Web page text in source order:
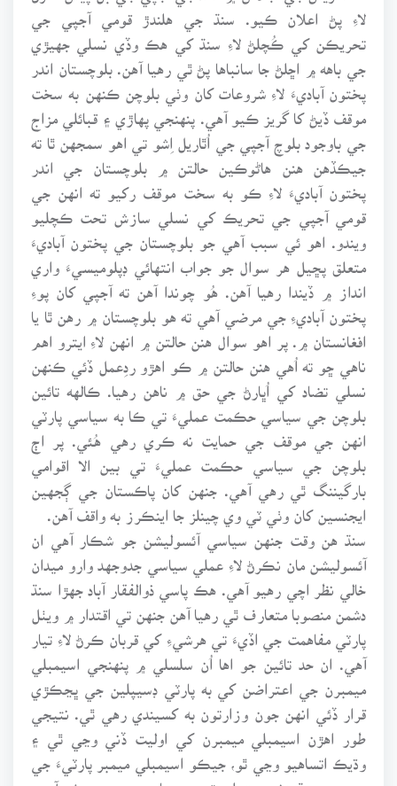
لاءِ پڻ اعلان ڪيو. سنڌ جي هلندڙ قومي آجپي جي
تحريڪن کي ڪُچلڻ لاءِ سنڌ کي هڪ وڏي نسلي جهيڙي
جي باهه ۾ اڇلڻ جا سانباها پڻ ٿي رهيا آهن. بلوچستان اندر
پختون آباديءَ لاءِ شروعات کان وٺي بلوچن ڪنهن به سخت
موقف ڏيڻ کا گريز ڪيو آهي. پنهنجي پهاڙي ۽ قبائلي مزاج
جي باوجود بلوچ آجپي جي اُٿاريل اِشو تي اهو سمجهن ٿا ته
جيڪڏهن هنن هاڻوڪين حالتن ۾ بلوچستان جي اندر
پختون آباديءَ لاءِ ڪو به سخت موقف رکيو ته انهن جي
قومي آجپي جي تحريڪ کي نسلي سازش تحت ڪچليو
ويندو. اهو ئي سبب آهي جو بلوچستان جي پختون آباديءَ
متعلق پڇيل هر سوال جو جواب انتهائي ڊپلوميسيءَ واري
انداز ۾ ڏيندا رهيا آهن. هُو چوندا آهن ته آجپي کان پوءِ
پختون آباديءِ جي مرضي آهي ته هو بلوچستان ۾ رهن ٿا يا
افغانستان ۾. پر اهو سوال هنن حالتن ۾ انهن لاءِ ايترو اهم
ناهي ڇو ته اُهي هنن حالتن ۾ ڪو اهڙو ردِعمل ڏئي ڪنهن
نسلي تضاد کي اُڀارڻ جي حق ۾ ناهن رهيا. ڪالهه تائين
بلوچن جي سياسي حڪمت عمليءَ تي ڪا به سياسي پارٽي
انهن جي موقف جي حمايت نه ڪري رهي هُئي. پر اڄ
بلوچن جي سياسي حڪمت عمليءَ تي بين الا اقوامي
بارگيننگ ٿي رهي آهي. جنهن کان پاڪستان جي ڳجهين
ايجنسين کان وٺي ٽي وي چينلز جا اينڪرز به واقف آهن.
سنڌ هن وقت جنهن سياسي آئسوليشن جو شڪار آهي ان
آئسوليشن مان نڪرڻ لاءِ عملي سياسي جدوجهد وارو ميدان
خالي نظر اچي رهيو آهي. هڪ پاسي ذوالفقار آباد جهڙا سنڌ
دشمن منصوبا متعارف ٿي رهيا آهن جنهن تي اقتدار ۾ ويٺل
پارٽي مفاهمت جي اڏيءَ تي هرشيءِ کي قربان ڪرڻ لاءِ تيار
آهي. ان حد تائين جو اها اُن سلسلي ۾ پنهنجي اسيمبلي
ميمبرن جي اعتراضن کي به پارٽي ڊسيپلين جي ڀڃڪڙي
قرار ڏئي انهن جون وزارتون به کسيندي رهي ٿي. نتيجي
طور اهڙن اسيمبلي ميمبرن کي اوليت ڏني وڃي ٿي ۽
وڌيڪ اتساهيو وڃي ٿو، جيڪو اسيمبلي ميمبر پارٽيءَ جي
سمورن سنڌ دشمن عملن تي پنهنجا چپ سبي ويٺو آهي.